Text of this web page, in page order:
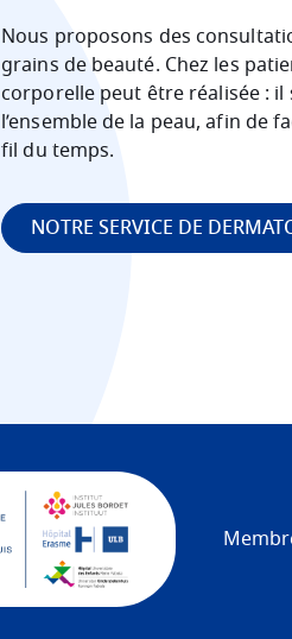
Nous proposons des
grains de beauté. Chez les
corporelle peut être réalisée : il
l’ensemble de la peau, afin de
fil du temps.
NOTRE SERVICE DE